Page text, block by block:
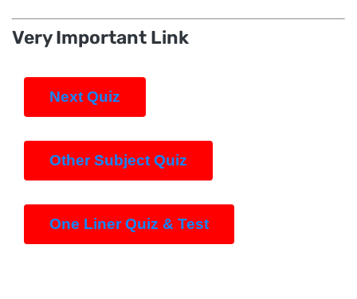
Very Important Link
Next Quiz
Other Subject Quiz
One Liner Quiz & Test